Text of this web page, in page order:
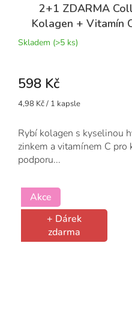
2+1 ZDARMA
Kolagen + Vitamín
Skladem (>5 ks)
598 Kč
Měrná
4,98 Kč / 1 kapsle
Rybí kolagen s kyselinou
zinkem a vitamínem C pro
podporu...
Akce
+ Dárek
zdarma